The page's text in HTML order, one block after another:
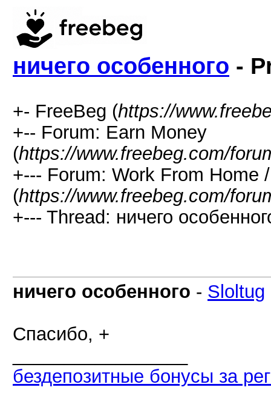
ничего особенного -
+- FreeBeg (https://
+-- Forum: Earn Money
(https://www.freebeg.com/
+--- Forum: Work From Home
(https://www.freebeg.com/
+--- Thread: ничего
ничего особенного - Sloltug
Спасибо, +
бездепозитные бонусы за